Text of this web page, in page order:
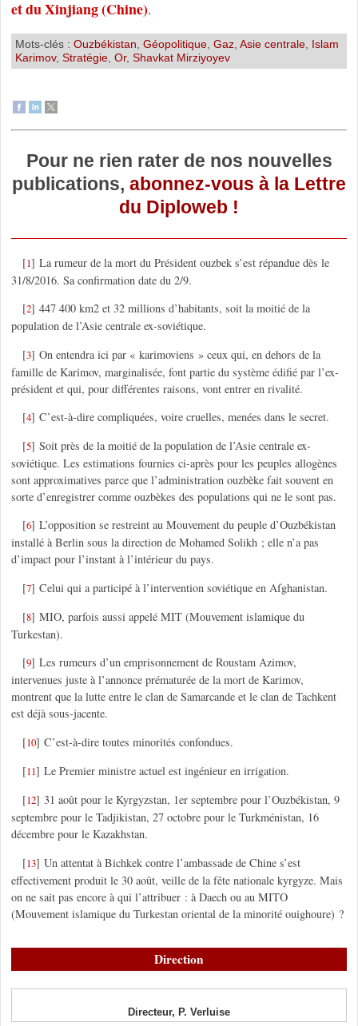
et du Xinjiang (Chine).
Mots-clés : Ouzbékistan Géopolitique, Gaz, Asie centrale, Islam
Karimov, Stratégie, Or, Shavkat Mirziyoyev
Pour ne rien rater de nos nouvelles
publications, abonnez-vous à la Lettre
du Diploweb !
[1]La rumeur de la mort du Président ouzbek s’est répandue dès le
31/8/2016. Sa confirmation date du 2/9.
[2]447 400 km2 et 32 millions d’habitants, soit la moitié de la
population de l’Asie centrale ex-soviétique.
[3]On entendra ici par « karimoviens » ceux qui, en dehors de la
famille de Karimov, marginalisée, font partie du système édifié par l’ex-
président et qui, pour différentes raisons, vont entrer en rivalité.
[4]C’est-à-dire compliquées, voire cruelles, menées dans le secret.
[5]Soit près de la moitié de la population de l’Asie centrale ex-
soviétique. Les estimations fournies ci-après pour les peuples allogènes
sont approximatives parce que l’administration ouzbèke fait souvent en
sorte d’enregistrer comme ouzbèkes des populations qui ne le sont pas.
[6]L’opposition se restreint au Mouvement du peuple d’Ouzbékistan
installé à Berlin sous la direction de Mohamed Solikh ; elle n’a pas
d’impact pour l’instant à l’intérieur du pays.
[7]Celui qui a participé à l’intervention soviétique en Afghanistan.
[8]MIO, parfois aussi appelé MIT (Mouvement islamique du
Turkestan).
[9]Les rumeurs d’un emprisonnement de Roustam Azimov,
intervenues juste à l’annonce prématurée de la mort de Karimov,
montrent que la lutte entre le clan de Samarcande et le clan de Tachkent
est déjà sous-jacente.
[10]C’est-à-dire toutes minorités confondues.
[11]Le Premier ministre actuel est ingénieur en irrigation.
[12]31 août pour le Kyrgyzstan, 1er septembre pour l’Ouzbékistan, 9
septembre pour le Tadjikistan, 27 octobre pour le Turkménistan, 16
décembre pour le Kazakhstan.
[13]Un attentat à Bichkek contre l’ambassade de Chine s’est
effectivement produit le 30 août, veille de la fête nationale kyrgyze. Mais
on ne sait pas encore à qui l’attribuer : à Daech ou au MITO
(Mouvement islamique du Turkestan oriental de la minorité ouighoure) ?
Direction
Directeur, P. Verluise